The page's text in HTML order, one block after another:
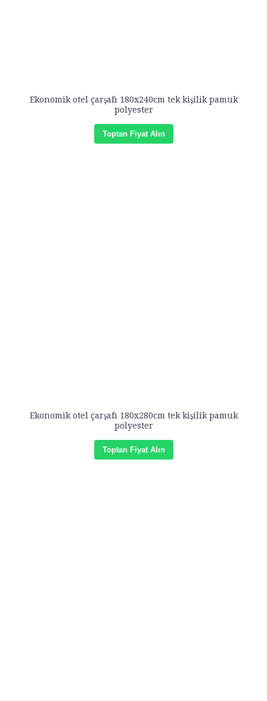
Ekonomik otel çarşafı 180x240cm tek kişilik pamuk
polyester
Toptan Fiyat Alın
Ekonomik otel çarşafı 180x280cm tek kişilik pamuk
polyester
Toptan Fiyat Alın